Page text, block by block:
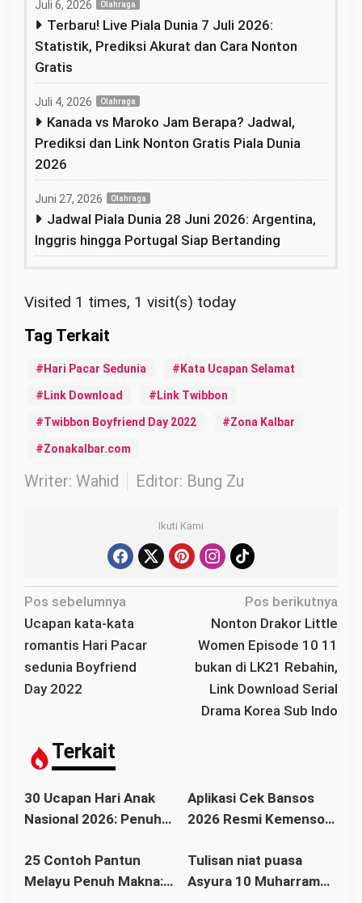
Juli 6, 2026 Olahraga
Terbaru! Live Piala Dunia 7 Juli 2026:
Statistik, Prediksi Akurat dan Cara Nonton
Gratis
Juli 4, 2026 Olahraga
Kanada vs Maroko Jam Berapa? Jadwal,
Prediksi dan Link Nonton Gratis Piala Dunia
2026
Juni 27, 2026 Olahraga
Jadwal Piala Dunia 28 Juni 2026: Argentina,
Inggris hingga Portugal Siap Bertanding
Visited 1 times, 1 visit(s) today
Hari Pacar Sedunia Kata Ucapan Selamat
Link Download Link Twibbon
Twibbon Boyfriend Day 2022 Zona Kalbar
Zonakalbar.com
Writer: Wahid Editor: Bung Zu
Ikuti Kami
N
a
v
i
g
p
o
s
Pos sebelumnya
Ucapan kata-kata
romantis Hari Pacar
sedunia Boyfriend
Day 2022
Pos berikutnya
Nonton Drakor Little
Women Episode 10 11
bukan di LK21 Rebahin,
Link Download Serial
Drama Korea Sub Indo
Terkait
30 Ucapan Hari Anak
Nasional 2026: Penuh
Menyentuh Hati
Aplikasi Cek Bansos
2026 Resmi Kemensos,
Penerima BPNT dan
PKH Lewat HP
25 Contoh Pantun
Melayu Penuh Makna:
Tulisan niat puasa
Asyura 10 Muharram